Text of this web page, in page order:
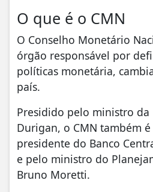
O que é o CMN
O Conselho Monetário
órgão responsável por
políticas monetária,
país.
Presidido pelo ministro da
Durigan, o CMN também
presidente do Banco
e pelo ministro do
Bruno Moretti.